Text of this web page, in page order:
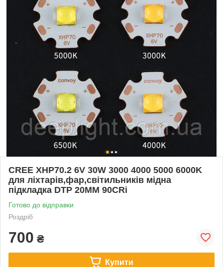
CREE XHP70.2 6V 30W 3000 4000 5000 6000K
для ліхтарів,фар,світильників мідна
підкладка DTP 20MM 90CRi
Готово до відправки
Роздріб
700 ₴
Купити